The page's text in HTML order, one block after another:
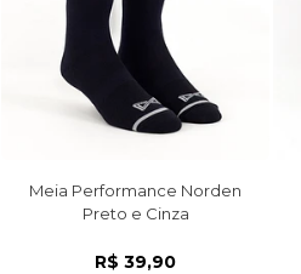
Meia Performance Norden
Preto e Cinza
R$ 39,90